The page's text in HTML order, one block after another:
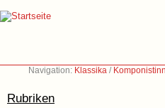
Navigation: Klassika /
Rubriken